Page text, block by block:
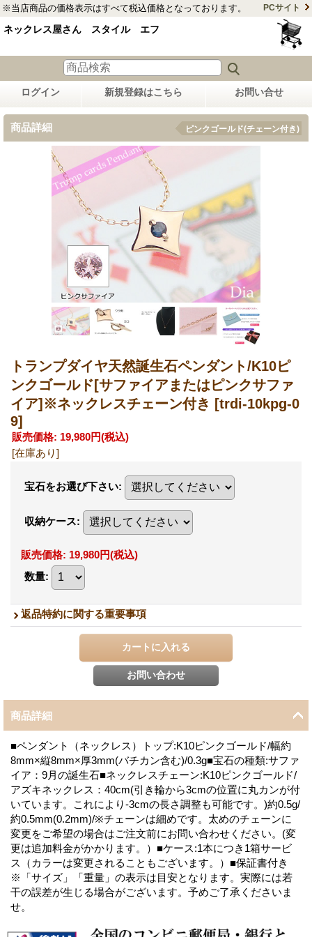
※当店商品の価格表示はすべて税込価格となっております。 PCサイト
ネックレス屋さん スタイル エフ
ログイン 新規登録はこちら お問い合せ
商品詳細 ピンクゴールド(チェーン付き)
トランプダイヤ天然誕生石ペンダント/K10ピ
ンクゴールド[サファイアまたはピンクサファ
イア]※ネックレスチェーン付き [trdi-10kpg-0
9]
販売価格: 19,980円(税込)
[在庫あり]
宝石をお選び下さい:
収納ケース:
販売価格: 19,980円(税込)
数量:
返品特約に関する重要事項
商品詳細
■ペンダント（ネックレス）トップ:K10ピンクゴールド/幅約
8mm×縦8mm×厚3mm(バチカン含む)/0.3g■宝石の種類:サファ
イア：9月の誕生石■ネックレスチェーン:K10ピンクゴールド/
アズキネックレス：40cm(引き輪から3cmの位置に丸カンが付
いています。これにより-3cmの長さ調整も可能です。)約0.5g/
約0.5mm(0.2mm)/※チェーンは細めです。太めのチェーンに
変更をご希望の場合はご注文前にお問い合わせください。(変
更は追加料金がかかります。）■ケース:1本につき1箱サービ
ス（カラーは変更されることもございます。）■保証書付き
※「サイズ」「重量」の表示は目安となります。実際には若
干の誤差が生じる場合がございます。予めご了承くださいま
せ。